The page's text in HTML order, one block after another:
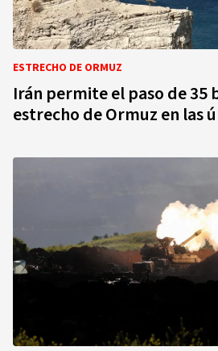
ESTRECHO DE ORMUZ
Irán permite el paso de 35
estrecho de Ormuz en las